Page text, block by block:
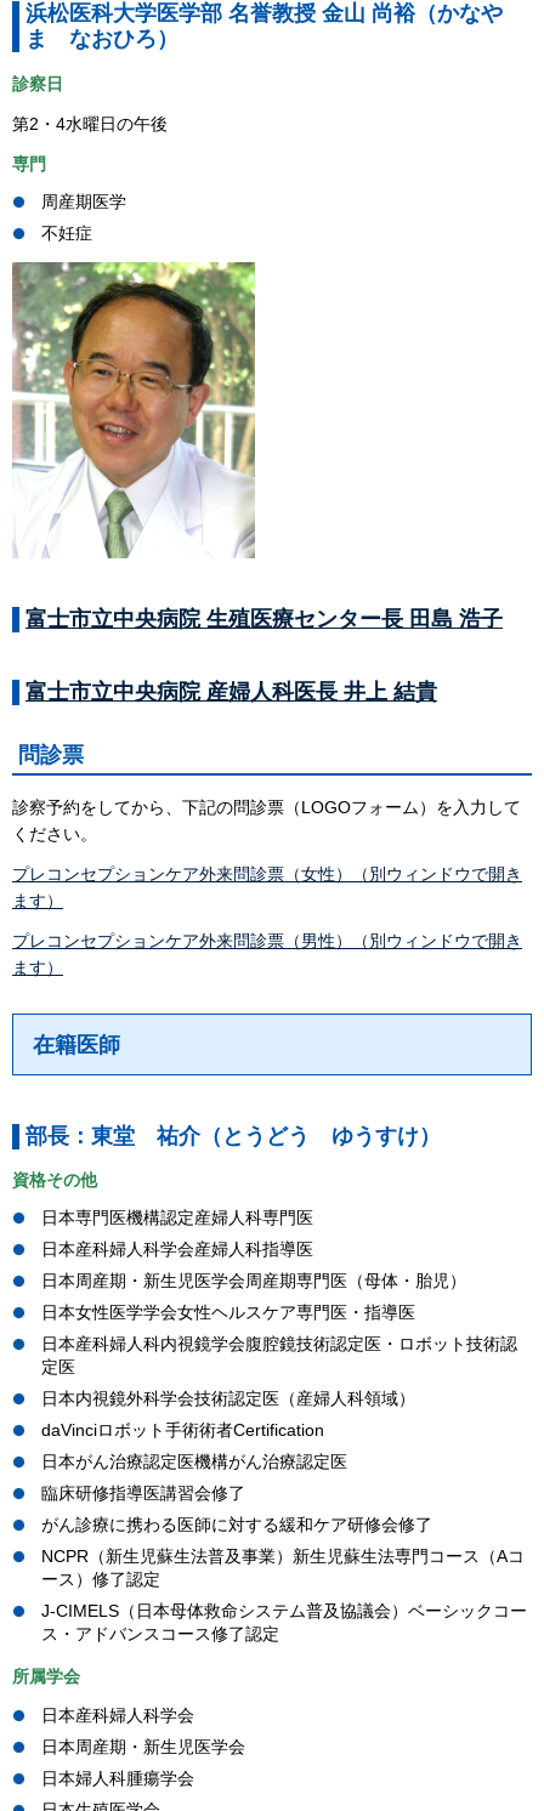
浜松医科大学医学部 名誉教授 金山 尚裕（かなや
ま なおひろ）
診察日
第2・4水曜日の午後
専門
周産期医学
不妊症
富士市立中央病院 生殖医療センター長 田島 浩子
富士市立中央病院 産婦人科医長 井上 結貴
問診票
診察予約をしてから、下記の問診票（LOGOフォーム）を入力して
ください。
プレコンセプションケア外来問診票（女性）（別ウィンドウで開き
ます）
プレコンセプションケア外来問診票（男性）（別ウィンドウで開き
ます）
在籍医師
部長：東堂 祐介（とうどう ゆうすけ）
資格その他
日本専門医機構認定産婦人科専門医
日本産科婦人科学会産婦人科指導医
日本周産期・新生児医学会周産期専門医（母体・胎児）
日本女性医学学会女性ヘルスケア専門医・指導医
日本産科婦人科内視鏡学会腹腔鏡技術認定医・ロボット技術認
定医
日本内視鏡外科学会技術認定医（産婦人科領域）
daVinciロボット手術術者Certification
日本がん治療認定医機構がん治療認定医
臨床研修指導医講習会修了
がん診療に携わる医師に対する緩和ケア研修会修了
NCPR（新生児蘇生法普及事業）新生児蘇生法専門コース（Aコ
ース）修了認定
J-CIMELS（日本母体救命システム普及協議会）ベーシックコー
ス・アドバンスコース修了認定
所属学会
日本産科婦人科学会
日本周産期・新生児医学会
日本婦人科腫瘍学会